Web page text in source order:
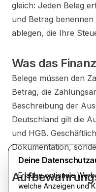
gleich: Jeden Beleg
und Betrag
ablegen, die Ihre
Was das
Belege müssen den
Betrag, die
Beschreibung der
Deutschland gilt die
und HGB.
Dokumentation,
Deine
Erlaube optionale
welche Anzeigen und